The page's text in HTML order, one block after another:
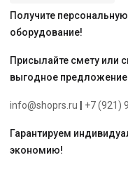
Получите
оборудование!
Присылайте смету или
выгодное
info@shoprs.ru +7 (921)
Гарантируем
экономию!